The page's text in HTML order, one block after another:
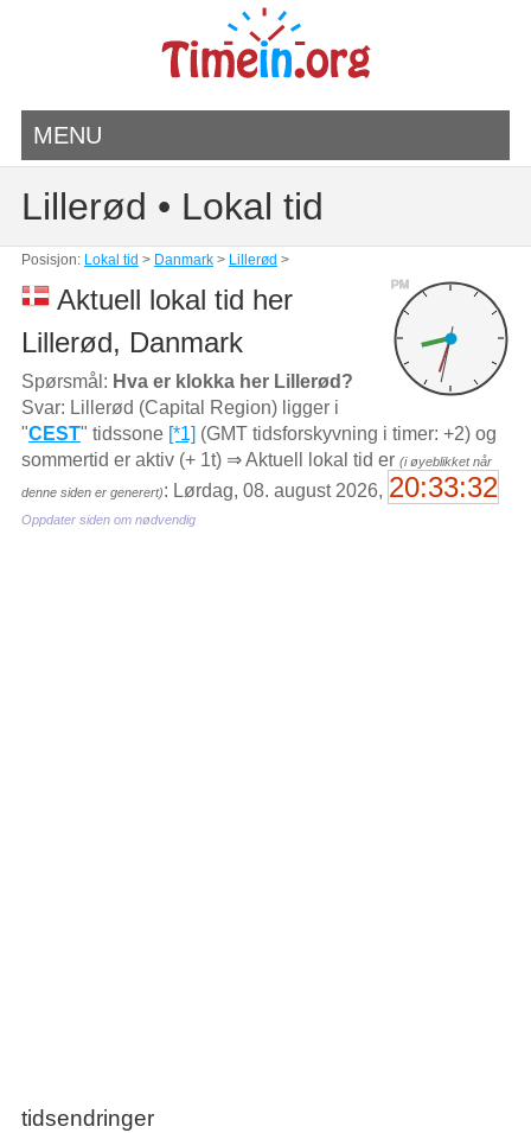
MENU
Lillerød • Lokal tid
Posisjon: Lokal tid > Danmark> Lillerød >
PM
Aktuell lokal tid her
Lillerød, Danmark
Spørsmål: Hva er klokka her Lillerød?
Svar: Lillerød (Capital Region) ligger i
"CEST" tidssone [*1] (GMT tidsforskyvning i timer: +2) og
sommertid er aktiv (+ 1t) ⇒ Aktuell lokal tid er (i øyeblikket når
denne siden er generert): Lørdag, 08. august 2026, 20:33:32
Oppdater siden om nødvendig
tidsendringer